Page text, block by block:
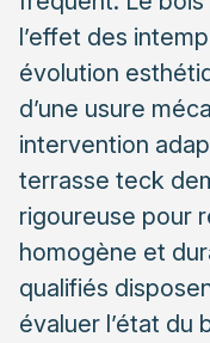
l’effet des
évolution
d’une usure
intervention
terrasse teck
rigoureuse pour
homogène et
qualifiés
évaluer l’état du
Quand faire